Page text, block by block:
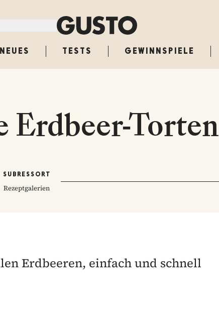
NEUES TESTS GEWINNSPIELE
Erdbeer-Torten
SUBRESSORT
Rezeptgalerien
Erdbeeren, einfach und schnell